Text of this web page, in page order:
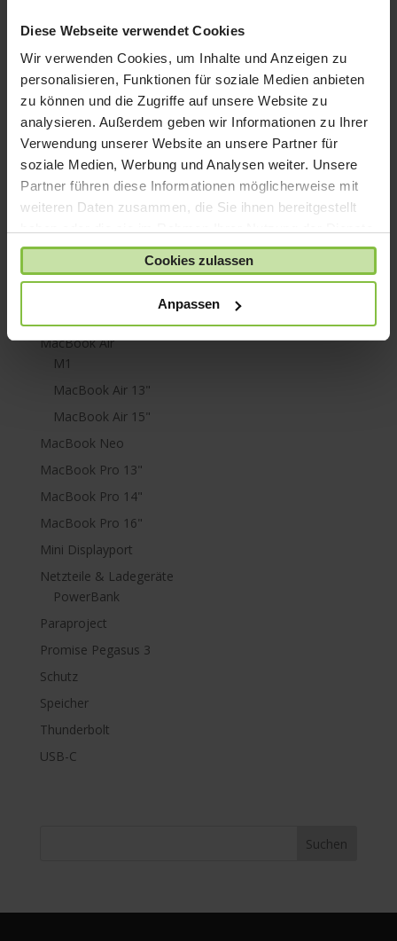
Diese Webseite verwendet Cookies
Wir verwenden Cookies, um Inhalte und Anzeigen zu
personalisieren, Funktionen für soziale Medien anbieten
zu können und die Zugriffe auf unsere Website zu
analysieren. Außerdem geben wir Informationen zu Ihrer
Verwendung unserer Website an unsere Partner für
soziale Medien, Werbung und Analysen weiter. Unsere
Partner führen diese Informationen möglicherweise mit
weiteren Daten zusammen, die Sie ihnen bereitgestellt
gesammelt haben.
Cookies zulassen
Anpassen
iPhone X
iPod nano
iPod shuffle
iPod touch
Kabel & Adapter
Kopfhörer
LaCie Rugged
Lightning
Mac mini
MacBook Air
M1
MacBook Air 13"
MacBook Air 15"
MacBook Neo
MacBook Pro 13"
MacBook Pro 14"
MacBook Pro 16"
Mini Displayport
Netzteile & Ladegeräte
PowerBank
Paraproject
Promise Pegasus 3
Schutz
Speicher
Thunderbolt
USB-C